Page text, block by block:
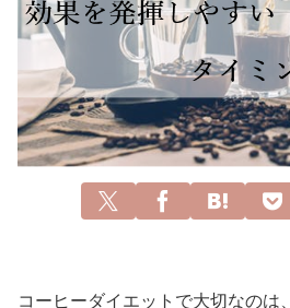
コーヒーダイエットで大切なのは、